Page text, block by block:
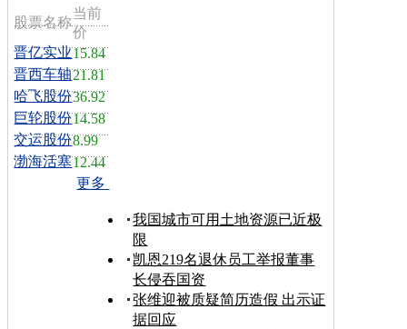
股票名称
当前
价
晋亿实业15.84
晋西车轴21.81
哈飞股份36.92
巨轮股份14.58
交运股份8.99
渤海活塞12.44
更多
我国城市可用土地资源已近极
限
凯恩219名退休员工举报董事
长侵吞国资
张维迎被质疑简历造假 出示证
据回应